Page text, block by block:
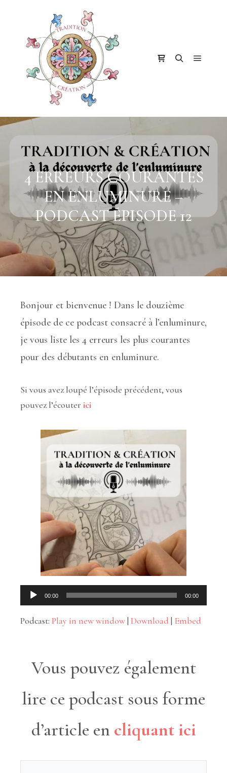
4 ERREURS COURANTES
EN ENLUMINURE –
PODCAST ÉPISODE 12
Bonjour et bienvenue ! Dans le douzième
épisode de ce podcast consacré à l’enluminure,
je vous liste les 4 erreurs les plus courantes
pour des débutants en enluminure.
Si vous avez loupé l’épisode précédent, vous
pouvez l’écouter ici
Lecteur
audio
00:00 00:00
Podcast: Play in new window|Download | Embed
Vous pouvez également
lire ce podcast sous forme
d’article en cliquant ici